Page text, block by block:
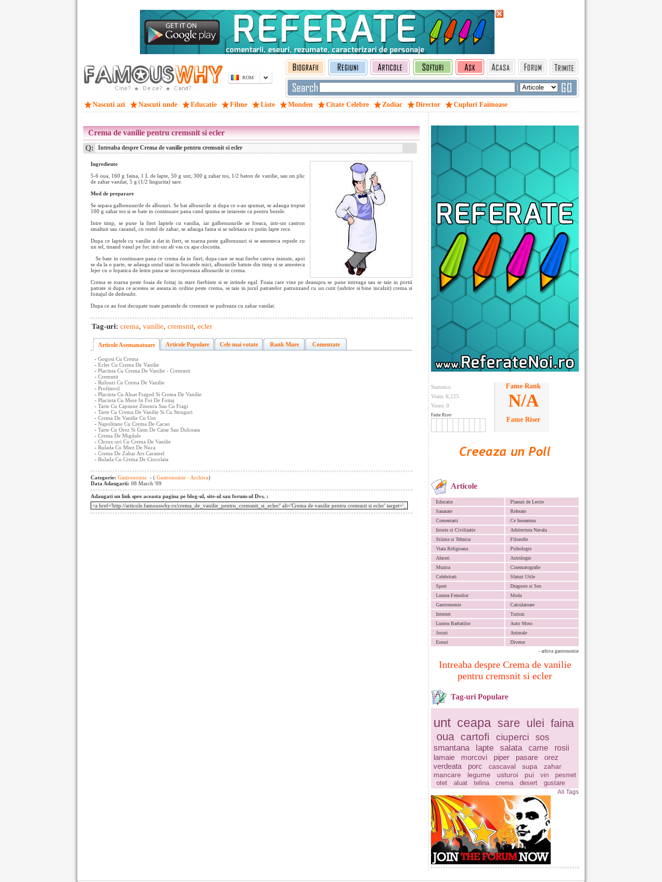
ROM
|
Nascuti azi Nascuti unde Educatie Filme Liste Monden Citate Celebre Zodiac Director Cupluri Faimoase
Statistics:
Visits: 6,225
Votes: 0
Fame Riser
Fame Rank
N/A
Fame Riser
Articole
Educatie
Planuri de Lectie
Sanatate
Referate
Comentarii
Ce Inseamna
Istorie si Civilizatie
Arhitectura Navala
Stiinta si Tehnica
Filozofie
Viata Religioasa
Psihologie
Afaceri
Astrologie
Muzica
Cinematografie
Celebritati
Sfaturi Utile
Sport
Dragoste si Sex
Lumea Femeilor
Moda
Gastronomie
Calculatoare
Internet
Turism
Lumea Barbatilor
Auto Moto
Jocuri
Animale
Eseuri
Diverse
- arhiva gastronomie
Intreaba despre Crema de vanilie
pentru cremsnit si ecler
Tag-uri Populare
unt ceapa sare ulei faina
oua
cartofi ciuperci sos
smantana lapte salata carne
rosii
lamaie
morcovi piper pasare
orez
verdeata
porc cascaval supa
zahar
mancare
legume usturoi pui vin
pesmet
otet
aluat telina crema desert gustare
All Tags
Crema de vanilie pentru cremsnit si ecler
Q: Intreaba despre Crema de vanilie pentru cremsnit si ecler
Ingrediente
5-6 oua, 160 g faina, 1 L de lapte, 50 g unt, 300 g zahar tos, 1/2 baton de vanilie, sau un plic
de zahar vanilat, 5 g (1/2 lingurita) sare.
Mod de preparare
Se separa galbenusurile de albusuri. Se bat albusurile si dupa ce s-au spumat, se adauga treptat
100 g zahar tos si se bate in continuare pana cand spuma se intareste ca pentru bezele.
Intre timp, se pune la fiert laptele cu vanilia, iar galbenusurile se freaca, intr-un castron
smaltuit sau cazanel, cu restul de zahar, se adauga faina si se subtiaza cu putin lapte rece.
Dupa ce laptele cu vanilie a dat in fiert, se toarna peste galbenusuri si se amesteca repede cu
un tel, tinand vasul pe foc intr-un alt vas cu apa clocotita.
Se bate in continuare pana ce crema da in fiert, dupa care se mai fierbe cateva minute, apoi
se da la o parte, se adauga untul taiat in bucatele mici, albusurile batute din timp si se amesteca
lejer cu o lopatica de lemn pana se incorporeaza albusurile in crema.
Crema se toarna peste foaia de foitaj in stare fierbinte si se intinde egal. Foaia care vine pe deasupra se pune intreaga sau se taie in portii
patrate si dupa ce acestea se aseaza in ordine peste crema, se taie in jurul patratelor patrunzand cu un cutit (subtire si bine incalzit) crema si
foitajul de dedesubt.
Dupa ce au fost decupate toate patratele de cremsnit se pudreaza cu zahar vanilat.
Tag-uri: crema, vanilie, cremsnit, ecler
Articole Asemanatoare Articole Populare Cele mai votate Rank Mare Comentate
- Gogosi Cu Crema
- Ecler Cu Crema De Vanilie
- Placinta Cu Crema De Vanilie - Cremsnit
- Cremsnit
- Rulouri Cu Crema De Vanilie
- Profiterol
- Placinta Cu Aluat Fraged Si Crema De Vanilie
- Placinta Cu Mere In Foi De Foitaj
- Tarte Cu Capsune Zmeura Sau Cu Fragi
- Tarte Cu Crema De Vanilie Si Cu Struguri
- Crema De Vanilie Cu Unt
- Napolitane Cu Crema De Cacao
- Tarte Cu Orez Si Gem De Caise Sau Dulceata
- Crema De Migdale
- Choux-uri Cu Crema De Vanilie
- Rulada Cu Miez De Nuca
- Crema De Zahar Ars Caramel
- Rulada Cu Crema De Ciocolata
Categorie: Gastronomie - ( Gastronomie - Archiva)
Data Adaugarii: 08 March '09
Adaugati un link spre aceasta pagina pe blog-ul, site-ul sau forum-ul Dvs. :